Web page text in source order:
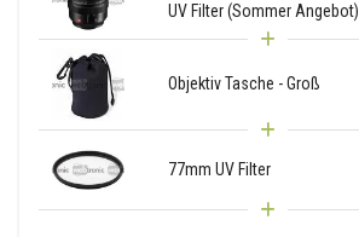
UV Filter (Sommer Angebot)
Objektiv Tasche - Groß
77mm UV Filter